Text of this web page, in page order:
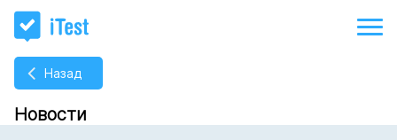
Назад
Новости